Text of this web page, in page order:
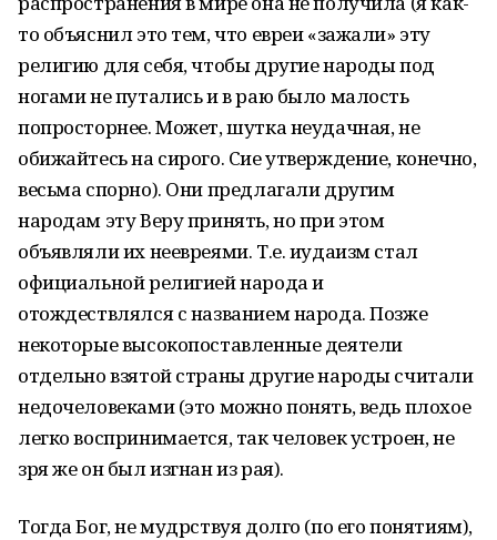
то объяснил это тем, что евреи «зажали» эту
религию для себя, чтобы другие народы под
ногами не путались и в раю было малость
попросторнее. Может, шутка неудачная, не
обижайтесь на сирого. Сие утверждение, конечно,
весьма спорно). Они предлагали другим
народам эту Веру принять, но при этом
объявляли их неевреями. Т.е. иудаизм стал
официальной религией народа и
отождествлялся с названием народа. Позже
некоторые высокопоставленные деятели
отдельно взятой страны другие народы считали
недочеловеками (это можно понять, ведь плохое
легко воспринимается, так человек устроен, не
зря же он был изгнан из рая).
Тогда Бог, не мудрствуя долго (по его понятиям),